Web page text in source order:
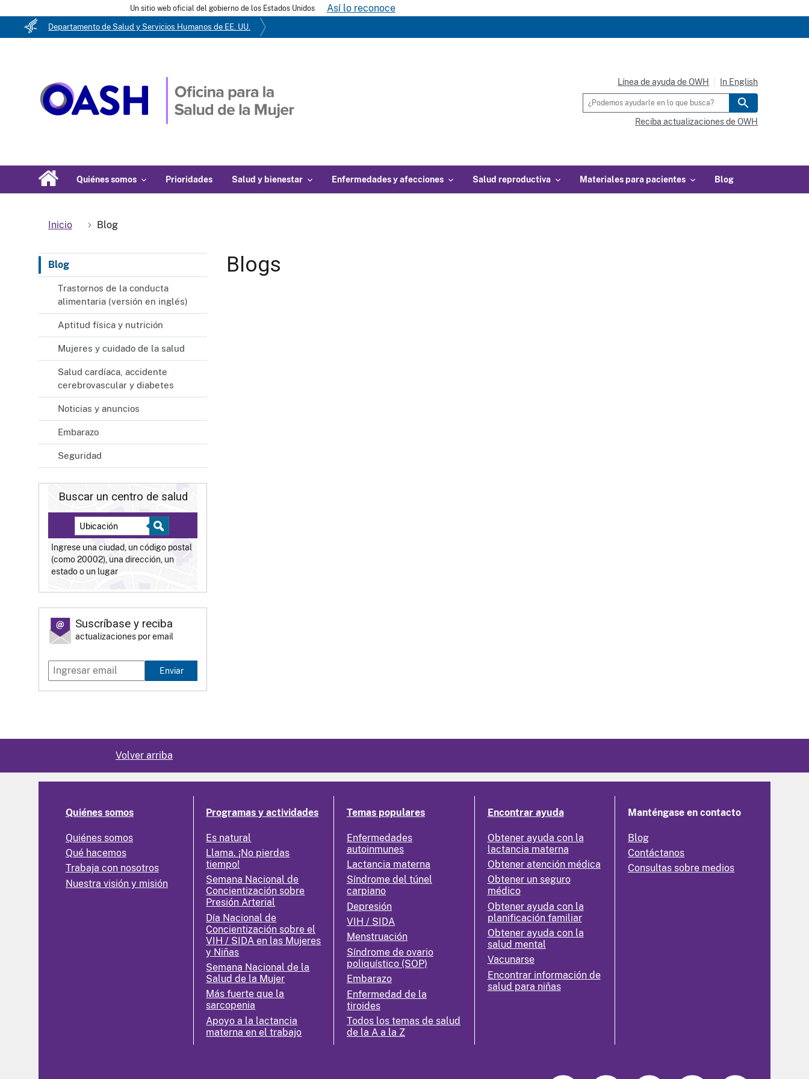
Un sitio web oficial del gobierno de los Estados Unidos Así lo reconoce
Departamento de Salud y Servicios Humanos de EE. UU.
Quiénes somos Prioridades Salud y bienestar Enfermedades y afecciones Salud reproductiva Materiales para pacientes Blog
Línea de ayuda de OWH In English
Reciba actualizaciones de OWH
Inicio Blog
Blog
Trastornos de la conducta
alimentaria (versión en inglés)
Aptitud física y nutrición
Mujeres y cuidado de la salud
Salud cardíaca, accidente
cerebrovascular y diabetes
Noticias y anuncios
Embarazo
Seguridad
Buscar un centro de salud
Ingrese una ciudad, un código postal
(como 20002), una dirección, un
estado o un lugar
Suscríbase y reciba
actualizaciones por email
Enviar
Blogs
Volver arriba
Quiénes somos
Quiénes somos
Qué hacemos
Trabaja con nosotros
Nuestra visión y misión
Programas y actividades
Es natural
Llama. ¡No pierdas
tiempo!
Semana Nacional de
Concientización sobre
Presión Arterial
Día Nacional de
Concientización sobre el
VIH / SIDA en las Mujeres
y Niñas
Semana Nacional de la
Salud de la Mujer
Más fuerte que la
sarcopenia
Apoyo a la lactancia
materna en el trabajo
Temas populares
Enfermedades
autoinmunes
Lactancia materna
Síndrome del túnel
carpiano
Depresión
VIH / SIDA
Menstruación
Síndrome de ovario
poliquístico (SOP)
Embarazo
Enfermedad de la
tiroides
Todos los temas de salud
de la A a la Z
Encontrar ayuda
Obtener ayuda con la
lactancia materna
Obtener atención médica
Obtener un seguro
médico
Obtener ayuda con la
planificación familiar
Obtener ayuda con la
salud mental
Vacunarse
Encontrar información de
salud para niñas
Manténgase en contacto
Blog
Contáctanos
Consultas sobre medios